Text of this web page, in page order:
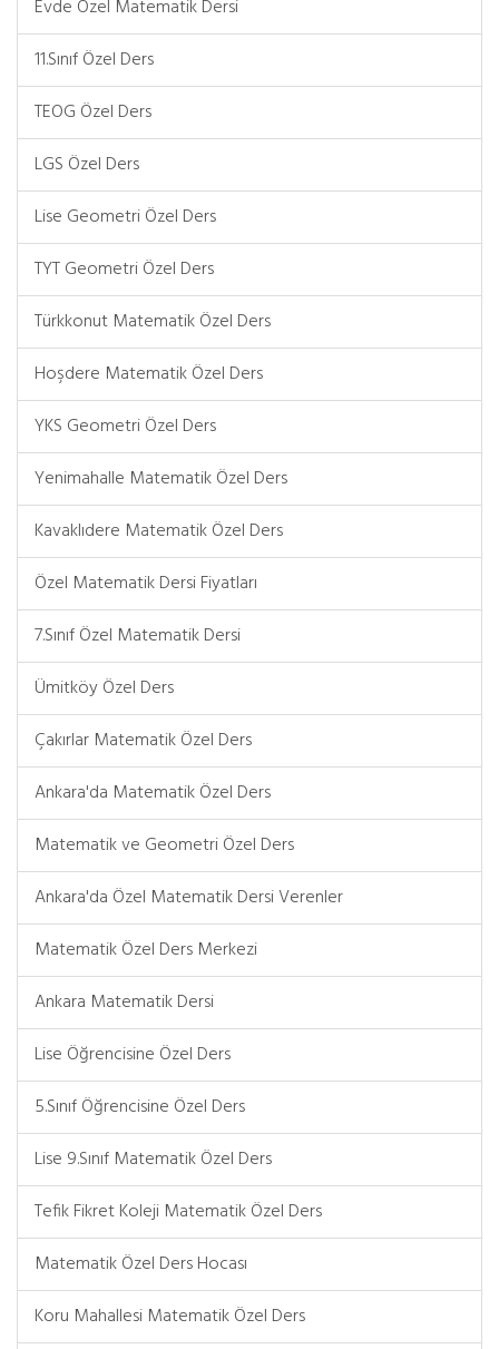
Evde Özel Matematik Dersi
11.Sınıf Özel Ders
TEOG Özel Ders
LGS Özel Ders
Lise Geometri Özel Ders
TYT Geometri Özel Ders
Türkkonut Matematik Özel Ders
Hoşdere Matematik Özel Ders
YKS Geometri Özel Ders
Yenimahalle Matematik Özel Ders
Kavaklıdere Matematik Özel Ders
Özel Matematik Dersi Fiyatları
7.Sınıf Özel Matematik Dersi
Ümitköy Özel Ders
Çakırlar Matematik Özel Ders
Ankara'da Matematik Özel Ders
Matematik ve Geometri Özel Ders
Ankara'da Özel Matematik Dersi Verenler
Matematik Özel Ders Merkezi
Ankara Matematik Dersi
Lise Öğrencisine Özel Ders
5.Sınıf Öğrencisine Özel Ders
Lise 9.Sınıf Matematik Özel Ders
Tefik Fikret Koleji Matematik Özel Ders
Matematik Özel Ders Hocası
Koru Mahallesi Matematik Özel Ders